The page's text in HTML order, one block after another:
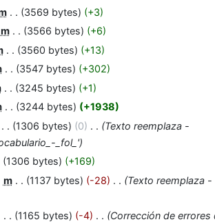
3569 bytes
+3
m 3566 bytes
+6
3560 bytes
+13
3547 bytes
+302
3245 bytes
+1
3244 bytes
+1938
1306 bytes 0
Texto reemplaza -
_fol_'
1306 bytes
+169
m 1137 bytes -28
Texto reemplaza
1165 bytes -4
Corrección de errores